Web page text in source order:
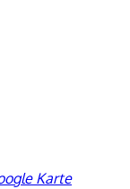
Karte